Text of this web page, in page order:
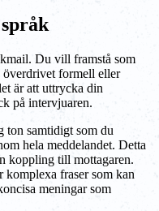
Du vill framstå som
överdrivet formell eller
är att uttrycka din
på intervjuaren.
ton samtidigt som du
hela meddelandet. Detta
koppling till mottagaren.
fraser som kan
meningar som